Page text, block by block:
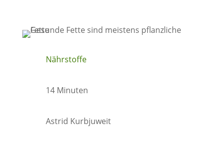
Nährstoffe
14 Minuten
Astrid Kurbjuweit